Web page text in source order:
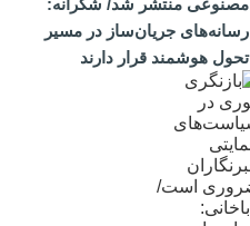
مصنوعی منتشر شد/ شکرانه:
رسانه‌های جریان‌ساز در مسیر
تحول هوشمند قرار دارند